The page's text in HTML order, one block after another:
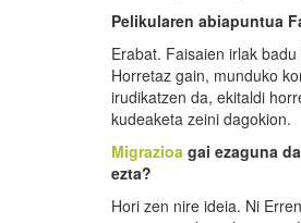
Pelikularen abiapuntua
Erabat. Faisaien irlak
Horretaz gain, munduko
irudikatzen da, ekitaldi
kudeaketa zeini dagokion.
Migrazioa gai ezaguna
ezta?
Hori zen nire ideia. Ni